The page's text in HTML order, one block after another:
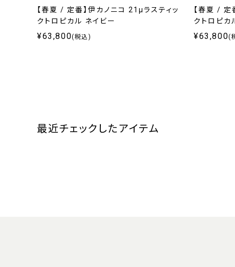
【春夏 / 定番】伊カノニコ 21μラスティッ
クトロピカル ネイビー
¥63,800(税込)
【春夏 / 定
クトロピカ
¥63,800(
最近チェックしたアイテム